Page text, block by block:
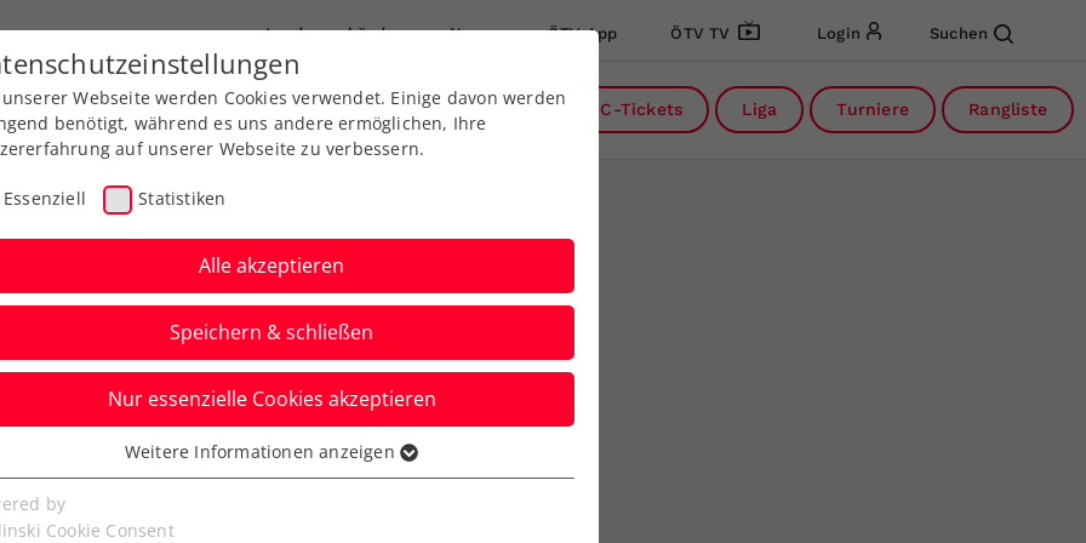
Landesverbände News ÖTV App ÖTV TV Login Suchen
Ausbildung Services Über uns DC-Tickets Liga Turniere Rangliste
Kraus
vorbei
Webseite werden Cookies verwendet. Einige davon werden
benötigt, während es uns andere ermöglichen, Ihre
auf unserer Webseite zu verbessern.
Essenziell Statistiken
Alle akzeptieren
Speichern & schließen
Nur essenzielle Cookies akzeptieren
Cookies werden für grundlegende Funktionen der
benötigt. Dadurch ist gewährleistet, dass die Webseite
Weitere Informationen anzeigen
by
Cookie Consent